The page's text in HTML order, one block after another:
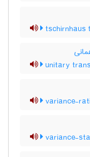
tschirnhaus
unitary
variance-
variance-